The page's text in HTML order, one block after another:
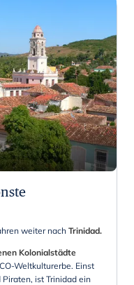
weiter nachTrinidad.
Kolonialstädte
Weltkulturerbe. Einst
ist Trinidad ein